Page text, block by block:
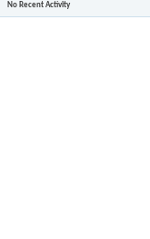
No Recent Activity